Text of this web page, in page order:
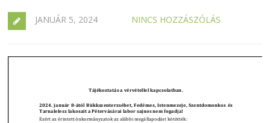
JANUÁR 5, 2024 NINCS HOZZÁSZÓLÁS